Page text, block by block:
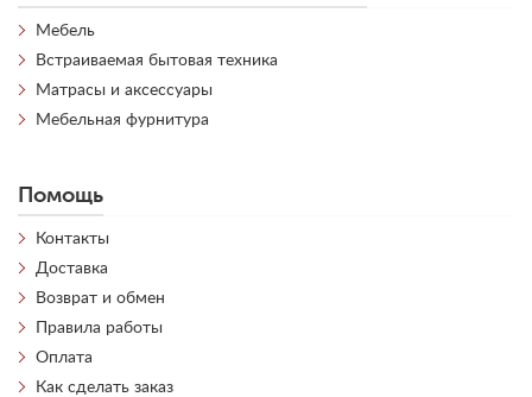
Мебель
Встраиваемая бытовая техника
Матрасы и аксессуары
Мебельная фурнитура
Помощь
Контакты
Доставка
Возврат и обмен
Правила работы
Оплата
Как сделать заказ